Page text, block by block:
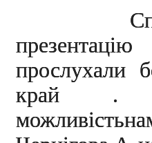
С
прослухали
край
можливість